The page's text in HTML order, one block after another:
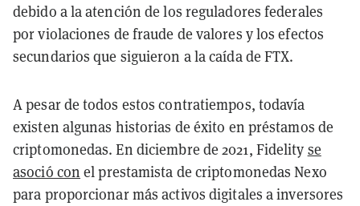
debido a la atención de los reguladores federales
por violaciones de fraude de valores y los efectos
secundarios que siguieron a la caída de FTX.
A pesar de todos estos contratiempos, todavía
existen algunas historias de éxito en préstamos de
criptomonedas. En diciembre de 2021, Fidelity se
asoció con el prestamista de criptomonedas Nexo
para proporcionar más activos digitales a inversores